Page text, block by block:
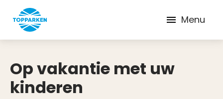
Menu
Op vakantie met uw
kinderen